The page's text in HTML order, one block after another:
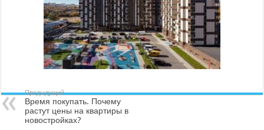
Предыдущий
Время покупать. Почему
растут цены на квартиры в
новостройках?